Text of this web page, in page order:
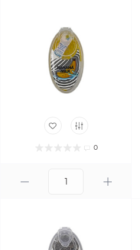
0